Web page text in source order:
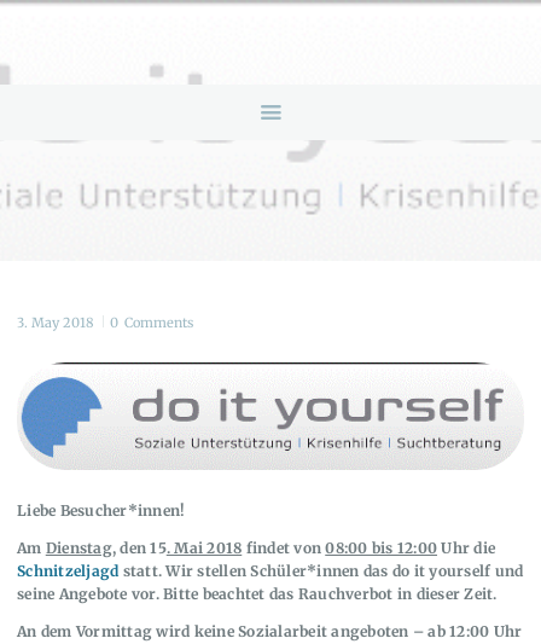
ANGEBOTE
INFOS & LINKS
NEWS
3. May 2018 0 Comments
Liebe Besucher*innen!
Am Dienstag, den 15. Mai 2018 findet von08:00 bis 12:00 Uhr die
Schnitzeljagd statt. Wir stellen Schüler*innen das do it yourself und
seine Angebote vor. Bitte beachtet das Rauchverbot in dieser Zeit.
An dem Vormittag wird keine Sozialarbeit angeboten – ab 12:00 Uhr